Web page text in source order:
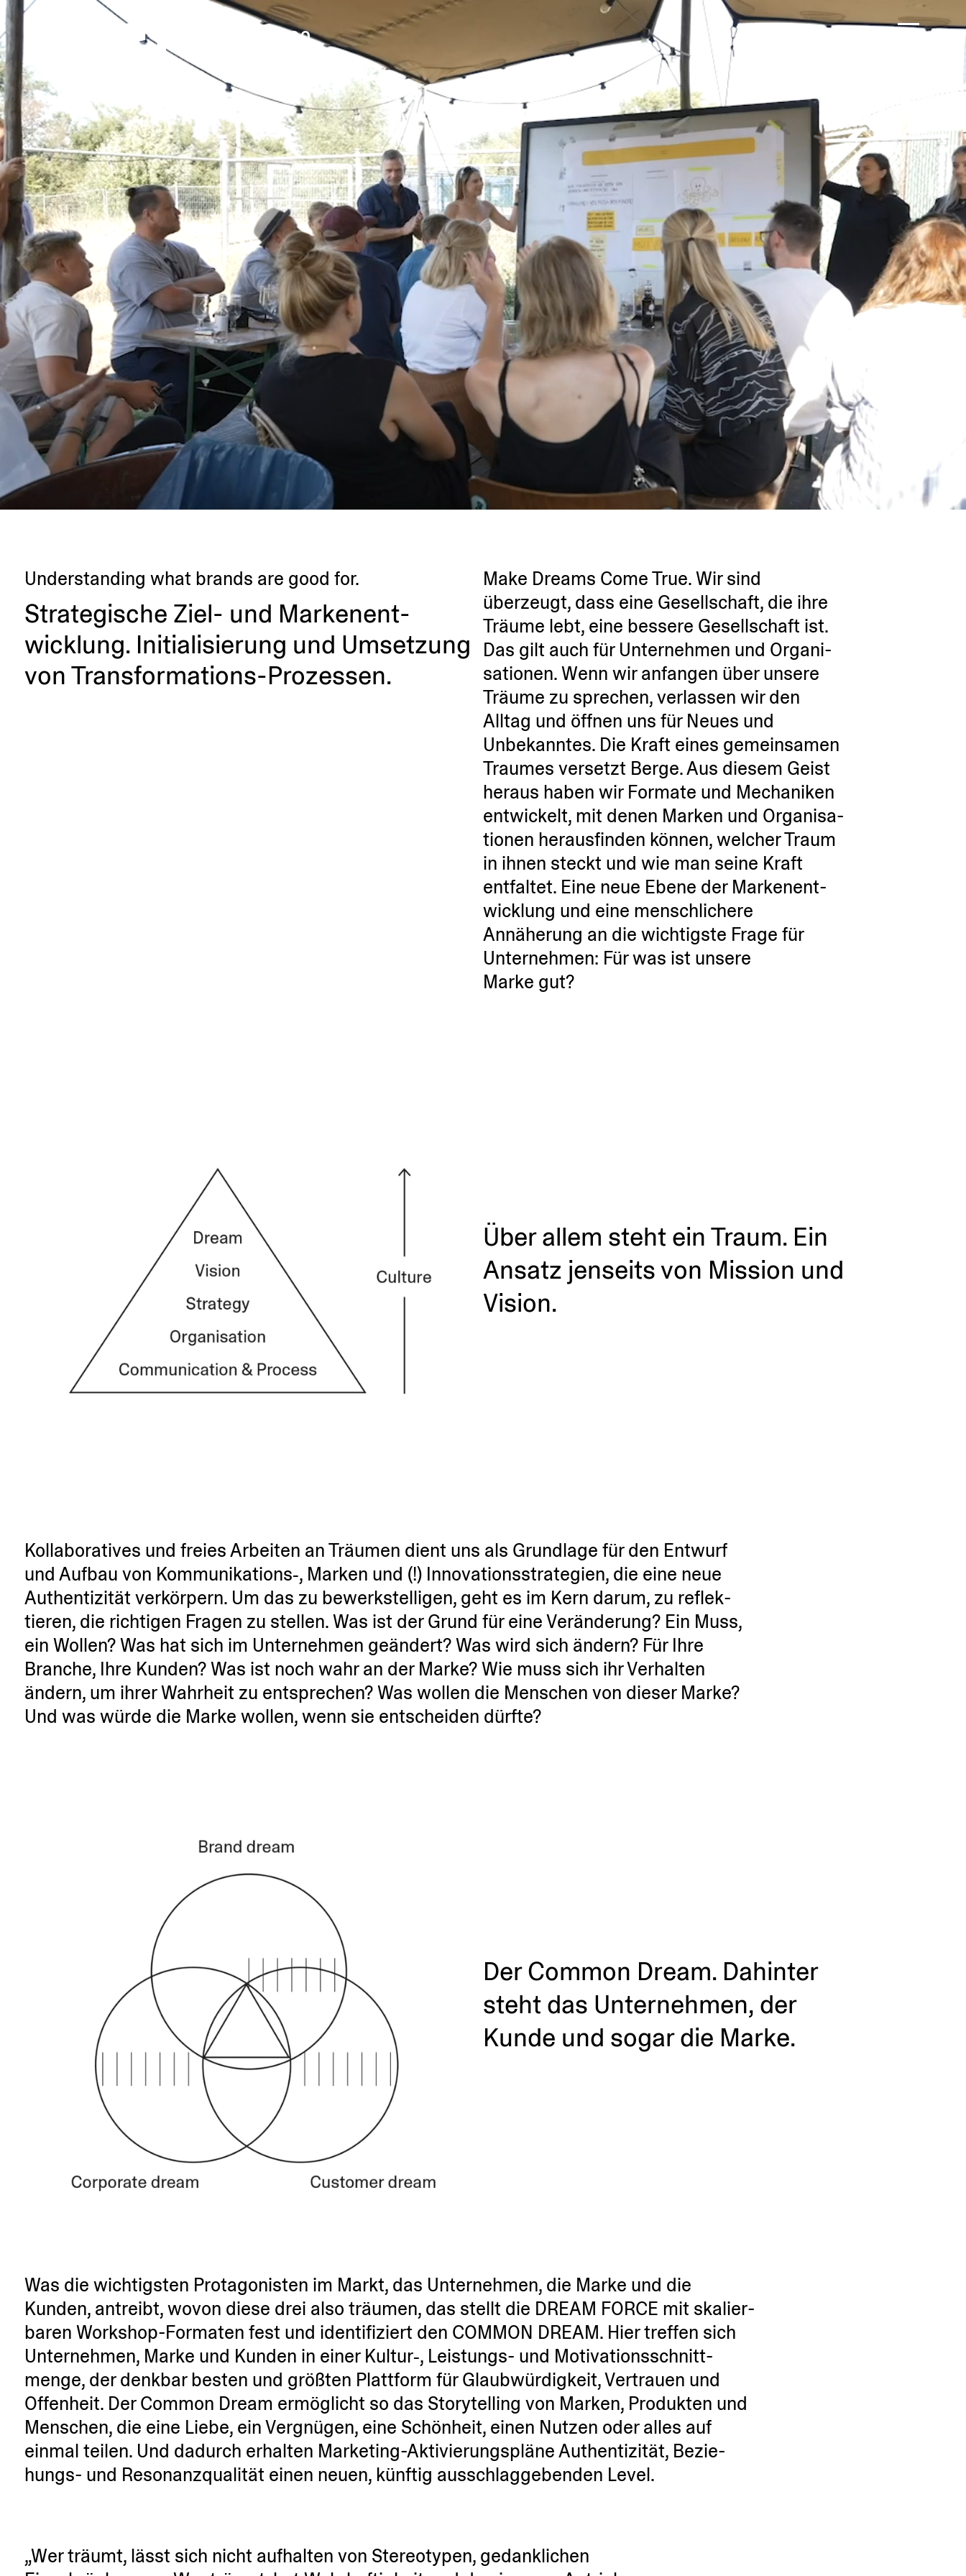
Dream Force
Under­standing what brands are good for.
Strate­gische Ziel- und Marken­ent­
wicklung. Initia­li­sierung und Umsetzung
von Transformations-Prozessen.
Make Dreams Come True. Wir sind
überzeugt, dass eine Gesell­schaft, die ihre
Träume lebt, eine bessere Gesell­schaft ist.
Das gilt auch für Unter­nehmen und Organi­
sa­tionen. Wenn wir anfangen über unsere
Träume zu sprechen, verlassen wir den
Alltag und öffnen uns für Neues und
Unbekanntes. Die Kraft eines gemein­samen
Traumes versetzt Berge. Aus diesem Geist
heraus haben wir Formate und Mecha­niken
entwi­ckelt, mit denen Marken und Organi­sa­
tionen heraus­finden können, welcher Traum
in ihnen steckt und wie man seine Kraft
entfaltet. Eine neue Ebene der Marken­ent­
wicklung und eine mensch­li­chere
Annäherung an die wichtigste Frage für
Unter­nehmen: Für was ist unsere
Marke gut?
Über allem steht ein Traum. Ein
Ansatz jenseits von Mission und
Vision.
Kolla­bo­ra­tives und freies Arbeiten an Träumen dient uns als Grundlage für den Entwurf
und Aufbau von Kommunikations‑, Marken und (!) Innova­ti­ons­stra­tegien, die eine neue
Authen­ti­zität verkörpern. Um das zu bewerk­stel­ligen, geht es im Kern darum, zu reflek­
tieren, die richtigen Fragen zu stellen. Was ist der Grund für eine Verän­derung? Ein Muss,
ein Wollen? Was hat sich im Unter­nehmen geändert? Was wird sich ändern? Für Ihre
Branche, Ihre Kunden? Was ist noch wahr an der Marke? Wie muss sich ihr Verhalten
ändern, um ihrer Wahrheit zu entsprechen? Was wollen die Menschen von dieser Marke?
Und was würde die Marke wollen, wenn sie entscheiden dürfte?
Der Common Dream. Dahinter
steht das Unter­nehmen, der
Kunde und sogar die Marke.
Was die wichtigsten Protago­nisten im Markt, das Unter­nehmen, die Marke und die
Kunden, antreibt, wovon diese drei also träumen, das stellt die DREAM FORCE mit skalier­
baren Workshop-Formaten fest und identi­fi­ziert den COMMON DREAM. Hier treffen sich
Unter­nehmen, Marke und Kunden in einer Kultur‑, Leistungs- und Motiva­ti­ons­schnitt­
menge, der denkbar besten und größten Plattform für Glaub­wür­digkeit, Vertrauen und
Offenheit. Der Common Dream ermög­licht so das Storytelling von Marken, Produkten und
Menschen, die eine Liebe, ein Vergnügen, eine Schönheit, einen Nutzen oder alles auf
einmal teilen. Und dadurch erhalten Marketing-Aktivie­rungs­pläne Authen­ti­zität, Bezie­
hungs- und Resonanz­qua­lität einen neuen, künftig ausschlag­ge­benden Level.
Wer träumt, lässt sich nicht aufhalten von Stereo­typen, gedank­lichen